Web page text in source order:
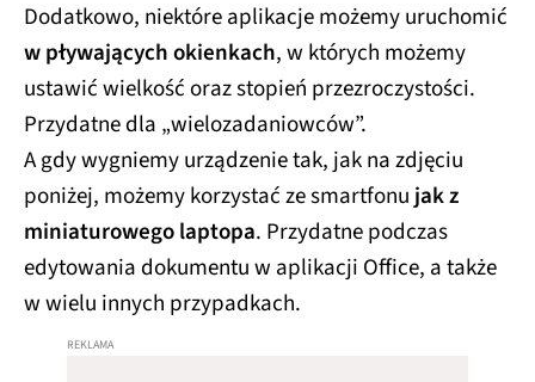
Dodatkowo, niektóre aplikacje możemy uruchomić
w pływających okienkach, w których możemy
ustawić wielkość oraz stopień przezroczystości.
Przydatne dla „wielozadaniowców”.
A gdy wygniemy urządzenie tak, jak na zdjęciu
poniżej, możemy korzystać ze smartfonu jak z
miniaturowego laptopa. Przydatne podczas
edytowania dokumentu w aplikacji Office, a także
w wielu innych przypadkach.